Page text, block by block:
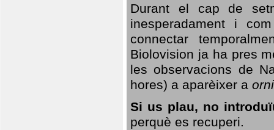
Durant el cap de
inesperadament i
connectar
Biolovision ja ha pres
les observacions de
hores) a aparèixer a
Si us plau, no
perquè es recuperi.